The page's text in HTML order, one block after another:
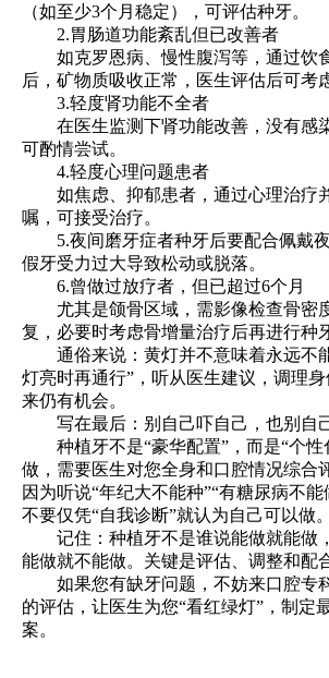
（如至少3个月稳定），可评估种牙。
2.胃肠道功能紊乱但已改善者
如克罗恩病、慢性腹泻等，通过饮
后，矿物质吸收正常，医生评估后可考
3.轻度肾功能不全者
在医生监测下肾功能改善，没有感
可酌情尝试。
4.轻度心理问题患者
如焦虑、抑郁患者，通过心理治疗
嘱，可接受治疗。
5.夜间磨牙症者种牙后要配合佩戴夜
假牙受力过大导致松动或脱落。
6.曾做过放疗者，但已超过6个月
尤其是颌骨区域，需影像检查骨密
复，必要时考虑骨增量治疗后再进行种
通俗来说：黄灯并不意味着永远不
灯亮时再通行”，听从医生建议，调理
来仍有机会。
写在最后：别自己吓自己，也别自
种植牙不是“豪华配置”，而是“个性
做，需要医生对您全身和口腔情况综合
因为听说“年纪大不能种”“有糖尿病不
不要仅凭“自我诊断”就认为自己可以做。
记住：种植牙不是谁说能做就能做
能做就不能做。关键是评估、调整和配
如果您有缺牙问题，不妨来口腔专
的评估，让医生为您“看红绿灯”，制定
案。